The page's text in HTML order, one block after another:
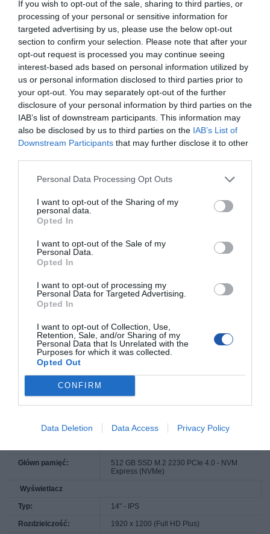
If you wish to opt-out of the sale, sharing to third parties, or
processing of your personal or sensitive information for
targeted advertising by us, please use the below opt-out
section to confirm your selection. Please note that after your
opt-out request is processed you may continue seeing
interest-based ads based on personal information utilized by
us or personal information disclosed to third parties prior to
your opt-out. You may separately opt-out of the further
disclosure of your personal information by third parties on the
IAB’s list of downstream participants. This information may
also be disclosed by us to third parties on the IAB’s List of
Downstream Participants that may further disclose it to other
Personal Data Processing Opt Outs
I want to opt-out of the Sharing of my
personal data.
Opted In
I want to opt-out of the Sale of my
Personal Data.
Opted In
I want to opt-out of processing my
Personal Data for Targeted Advertising.
Opted In
I want to opt-out of Collection, Use,
Retention, Sale, and/or Sharing of my
Personal Data that Is Unrelated with the
Purposes for which it was collected.
Opted Out
CONFIRM
Data Deletion Data Access Privacy Policy
1920 x 1200 (Full HD Plus) - Gigabit
Ethernet - Wi-Fi 6E - platynowe srebro - z 3
Lata ProSupport
EAN:
Reklamacje: 36 miesięcy w miejscu instalacji
Ogólne
Typ produktu: Komputer przenośny
System operacyjny: Windows 11 Pro
Procesor / Chipset
Intel Core 5 (Seria 2) 220U / 1.4 GHz
Ilość rdzeni: 10-rdzeniowy
Rdzenie
wydajnościowe:
2
Wydajne rdzenie:
Pamięć podręczna: 12 MB
Cechy:
RAM:
2 x 16 GB 5600MT/s DDR5 (1x pamięć
Max obsługiwany
RAM:
64 GB
Technologia: DDR5 SDRAM
Szybkość:
Ilość slotów: 2
Główn pamięć:
512 GB SSD M.2 2230 PCIe 4.0 - NVM
Express (NVMe)
Wyświetlacz
Typ: 14" - IPS
Rozdzielczość: 1920 x 1200 (Full HD Plus)